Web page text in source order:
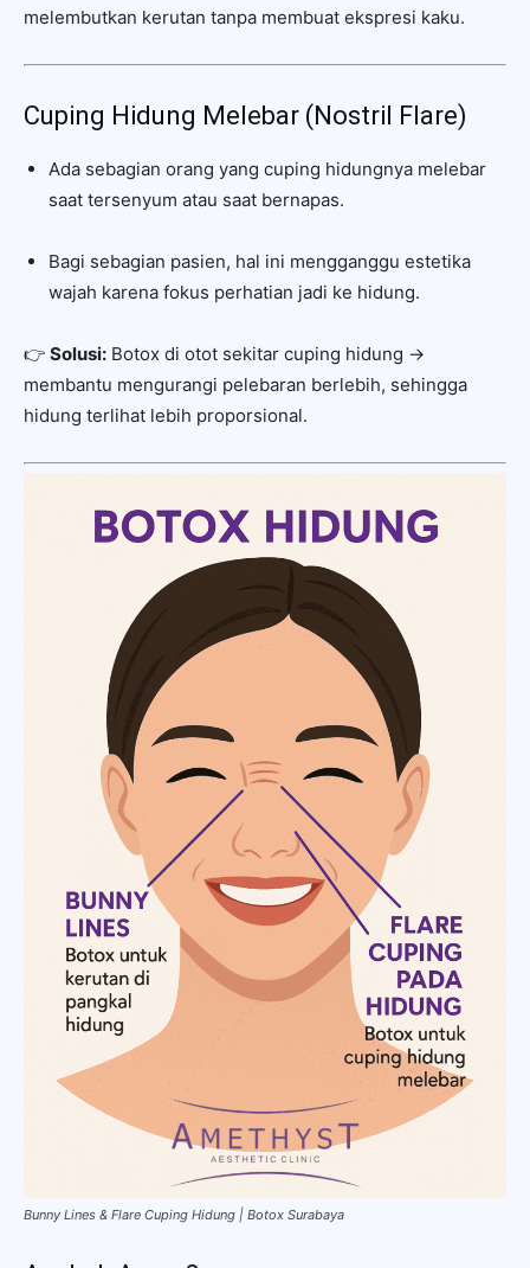
melembutkan kerutan tanpa membuat ekspresi kaku.
Cuping Hidung Melebar (Nostril Flare)
Ada sebagian orang yang cuping hidungnya melebar
saat tersenyum atau saat bernapas.
Bagi sebagian pasien, hal ini mengganggu estetika
wajah karena fokus perhatian jadi ke hidung.
👉 Solusi: Botox di otot sekitar cuping hidung →
membantu mengurangi pelebaran berlebih, sehingga
hidung terlihat lebih proporsional.
Bunny Lines & Flare Cuping Hidung | Botox Surabaya